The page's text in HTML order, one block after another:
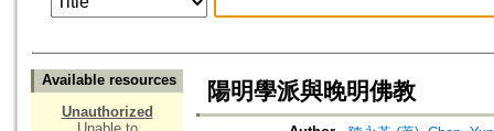
Available resources
Unauthorized
陽明學派與晚明佛教